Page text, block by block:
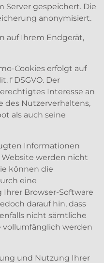
Server gespeichert. Die
anonymisiert.
auf Ihrem Endgerät,
Cookies erfolgt auf
f DSGVO. Der
Interesse an
des Nutzerverhaltens,
als auch seine
Informationen
werden nicht
können die
eine
Browser-Software
darauf hin, dass
nicht sämtliche
vollumfänglich werden
und Nutzung Ihrer